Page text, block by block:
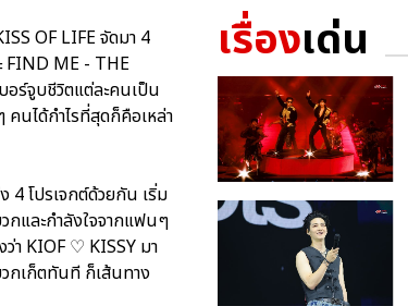
OF LIFE จัดมา 4
FIND ME - THE
อร์จูบชีวิตแต่ละคนเป็น
นได้กำไรที่สุดก็คือเหล่า
โปรเจกต์ด้วยกัน เริ่ม
กและกำลังใจจากแฟนๆ
า KIOF ♡ KISSY มา
กเก็ตทันที ก็เส้นทาง
เรื่องเด่น